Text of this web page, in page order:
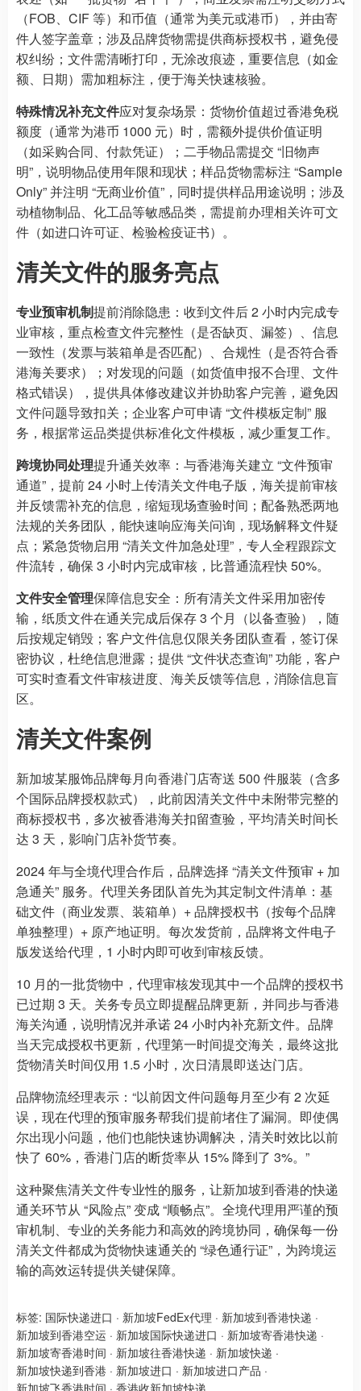
（FOB、CIF 等）和币值（通常为美元或港币），并由寄
件人签字盖章；涉及品牌货物需提供商标授权书，避免侵
权纠纷；文件需清晰打印，无涂改痕迹，重要信息（如金
额、日期）需加粗标注，便于海关快速核验。
特殊情况补充文件应对复杂场景：货物价值超过香港免税
额度（通常为港币 1000 元）时，需额外提供价值证明
（如采购合同、付款凭证）；二手物品需提交 “旧物声
明”，说明物品使用年限和现状；样品货物需标注 “Sample
Only” 并注明 “无商业价值”，同时提供样品用途说明；涉及
动植物制品、化工品等敏感品类，需提前办理相关许可文
件（如进口许可证、检验检疫证书）。
清关文件的服务亮点
专业预审机制提前消除隐患：收到文件后 2 小时内完成专
业审核，重点检查文件完整性（是否缺页、漏签）、信息
一致性（发票与装箱单是否匹配）、合规性（是否符合香
港海关要求）；对发现的问题（如货值申报不合理、文件
格式错误），提供具体修改建议并协助客户完善，避免因
文件问题导致扣关；企业客户可申请 “文件模板定制” 服
务，根据常运品类提供标准化文件模板，减少重复工作。
跨境协同处理提升通关效率：与香港海关建立 “文件预审
通道”，提前 24 小时上传清关文件电子版，海关提前审核
并反馈需补充的信息，缩短现场查验时间；配备熟悉两地
法规的关务团队，能快速响应海关问询，现场解释文件疑
点；紧急货物启用 “清关文件加急处理”，专人全程跟踪文
件流转，确保 3 小时内完成审核，比普通流程快 50%。
文件安全管理保障信息安全：所有清关文件采用加密传
输，纸质文件在通关完成后保存 3 个月（以备查验），随
后按规定销毁；客户文件信息仅限关务团队查看，签订保
密协议，杜绝信息泄露；提供 “文件状态查询” 功能，客户
可实时查看文件审核进度、海关反馈等信息，消除信息盲
区。
清关文件案例
新加坡某服饰品牌每月向香港门店寄送 500 件服装（含多
个国际品牌授权款式），此前因清关文件中未附带完整的
商标授权书，多次被香港海关扣留查验，平均清关时间长
达 3 天，影响门店补货节奏。
2024 年与全境代理合作后，品牌选择 “清关文件预审 + 加
急通关” 服务。代理关务团队首先为其定制文件清单：基
础文件（商业发票、装箱单）+ 品牌授权书（按每个品牌
单独整理）+ 原产地证明。每次发货前，品牌将文件电子
版发送给代理，1 小时内即可收到审核反馈。
10 月的一批货物中，代理审核发现其中一个品牌的授权书
已过期 3 天。关务专员立即提醒品牌更新，并同步与香港
海关沟通，说明情况并承诺 24 小时内补充新文件。品牌
当天完成授权书更新，代理第一时间提交海关，最终这批
货物清关时间仅用 1.5 小时，次日清晨即送达门店。
品牌物流经理表示：“以前因文件问题每月至少有 2 次延
误，现在代理的预审服务帮我们提前堵住了漏洞。即使偶
尔出现小问题，他们也能快速协调解决，清关时效比以前
快了 60%，香港门店的断货率从 15% 降到了 3%。”
这种聚焦清关文件专业性的服务，让新加坡到香港的快递
通关环节从 “风险点” 变成 “顺畅点”。全境代理用严谨的预
审机制、专业的关务能力和高效的跨境协同，确保每一份
清关文件都成为货物快速通关的 “绿色通行证”，为跨境运
输的高效运转提供关键保障。
标签: 国际快递进口 · 新加坡FedEx代理 · 新加坡到香港快递 ·
新加坡到香港空运 · 新加坡国际快递进口 · 新加坡寄香港快递 ·
新加坡寄香港时间 · 新加坡往香港快递 · 新加坡快递 ·
新加坡快递到香港 · 新加坡进口 · 新加坡进口产品 ·
新加坡飞香港时间 · 香港收新加坡快递